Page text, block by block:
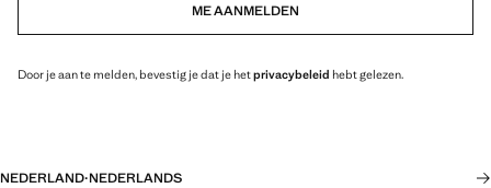
ME AANMELDEN
Door je aan te melden, bevestig je dat je hetprivacybeleid hebt gelezen.
NEDERLAND·NEDERLANDS